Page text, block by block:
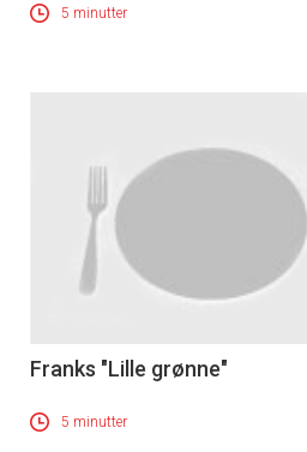
5 minutter
Franks "Lille grønne"
5 minutter